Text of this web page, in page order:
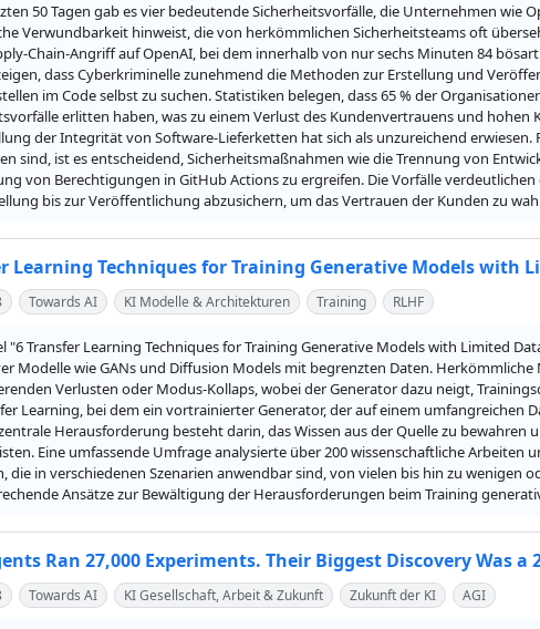
50 Tagen gab es vier bedeutende Sicherheitsvorfälle, die Unternehmen wie
Verwundbarkeit hinweist, die von herkömmlichen Sicherheitsteams oft
Chain-Angriff auf OpenAI, bei dem innerhalb von nur sechs Minuten 84
dass Cyberkriminelle zunehmend die Methoden zur Erstellung und
im Code selbst zu suchen. Statistiken belegen, dass 65 % der
erlitten haben, was zu einem Verlust des Kundenvertrauens und hohen
der Integrität von Software-Lieferketten hat sich als unzureichend
sind, ist es entscheidend, Sicherheitsmaßnahmen wie die Trennung von
von Berechtigungen in GitHub Actions zu ergreifen. Die Vorfälle
bis zur Veröffentlichung abzusichern, um das Vertrauen der Kunden zu
Learning Techniques for Training Generative Models with
Towards AI KI Modelle & Architekturen Training RLHF
"6 Transfer Learning Techniques for Training Generative Models with Limited
Modelle wie GANs und Diffusion Models mit begrenzten Daten.
Verlusten oder Modus-Kollaps, wobei der Generator dazu neigt,
Learning, bei dem ein vortrainierter Generator, der auf einem umfangreichen
Herausforderung besteht darin, das Wissen aus der Quelle zu bewahren
Eine umfassende Umfrage analysierte über 200 wissenschaftliche Arbeiten
die in verschiedenen Szenarien anwendbar sind, von vielen bis hin zu wenigen
Ansätze zur Bewältigung der Herausforderungen beim Training
Ran 27,000 Experiments. Their Biggest Discovery Was a
Towards AI KI Gesellschaft, Arbeit & Zukunft Zukunft der KI AGI